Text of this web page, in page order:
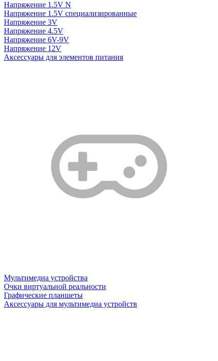
Напряжение 1.5V N
Напряжение 1.5V специализированные
Напряжение 3V
Напряжение 4.5V
Напряжение 6V-9V
Напряжение 12V
Аксессуары для элементов питания
Мультимедиа устройства
Очки виртуальной реальности
Графические планшеты
Аксессуары для мультимедиа устройств